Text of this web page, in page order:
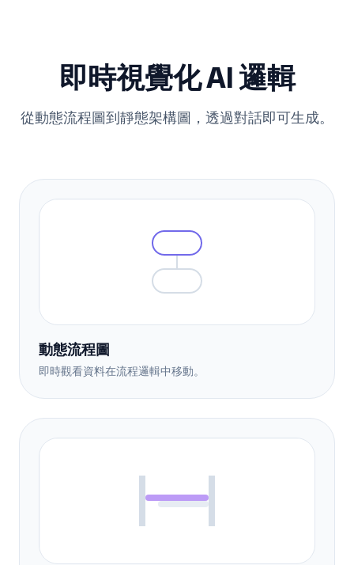
即時視覺化 AI 邏輯
從動態流程圖到靜態架構圖，透過對話即可生成。
動態流程圖
即時觀看資料在流程邏輯中移動。